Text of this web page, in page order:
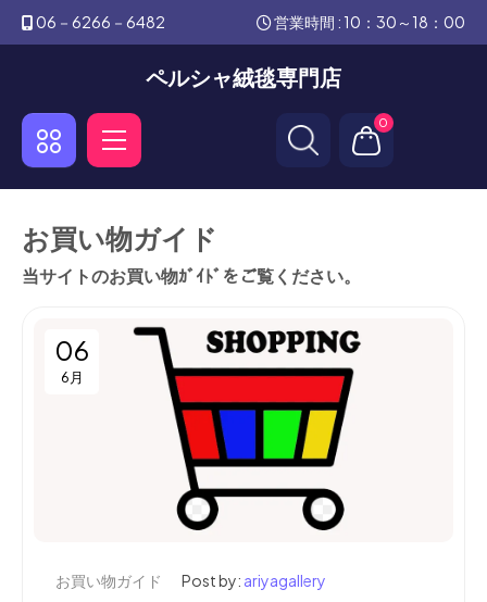
06－6266－6482 営業時間 : 10：30～18：00
ペルシャ絨毯専門店
0
お買い物ガイド
当サイトのお買い物ｶﾞｲﾄﾞをご覧ください。
06
6月
お買い物ガイド Post by: ariyagallery